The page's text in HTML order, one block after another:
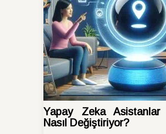
Yapay Zeka Asistanlar
Nasıl Değiştiriyor?